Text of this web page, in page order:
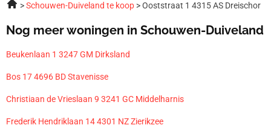
Schouwen-Duiveland te koop Ooststraat 1 4315 AS Dreischor
Nog meer woningen in Schouwen-Duiveland
Beukenlaan 1 3247 GM Dirksland
Bos 17 4696 BD Stavenisse
Christiaan de Vrieslaan 9 3241 GC Middelharnis
Frederik Hendriklaan 14 4301 NZ Zierikzee